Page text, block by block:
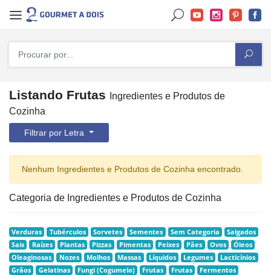
Listando Frutas
Ingredientes e Produtos de
Cozinha
Filtrar por Letra
Nenhum Ingredientes e Produtos de Cozinha encontrado.
Categoria de Ingredientes e Produtos de Cozinha
Verduras Tubérculos Sorvetes Sementes Sem Categoria
Salgados
Sais
Raízes Plantas Pizzas Pimentas Peixes Pães Ovos
Óleos
Oleaginosas
Nozes Molhos Massas Líquidos Legumes
Lacticínios
Grãos
Gelatinas Fungi (Cogumelo) Frutas Frutas
Fermentos